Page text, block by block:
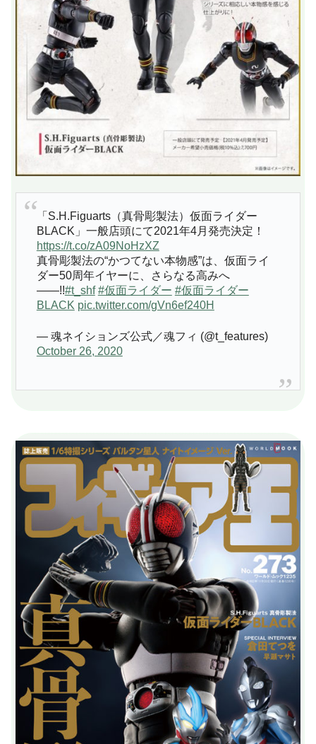
「S.H.Figuarts（真骨彫製法）仮面ライダー
BLACK」一般店頭にて2021年4月発売決定！
https://t.co/zA09NoHzXZ
真骨彫製法の“かつてない本物感”は、仮面ライ
ダー50周年イヤーに、さらなる高みへ
――!!#t_shf #仮面ライダー #仮面ライダー
BLACK pic.twitter.com/gVn6ef240H
— 魂ネイションズ公式／魂フィ (@t_features)
October 26, 2020